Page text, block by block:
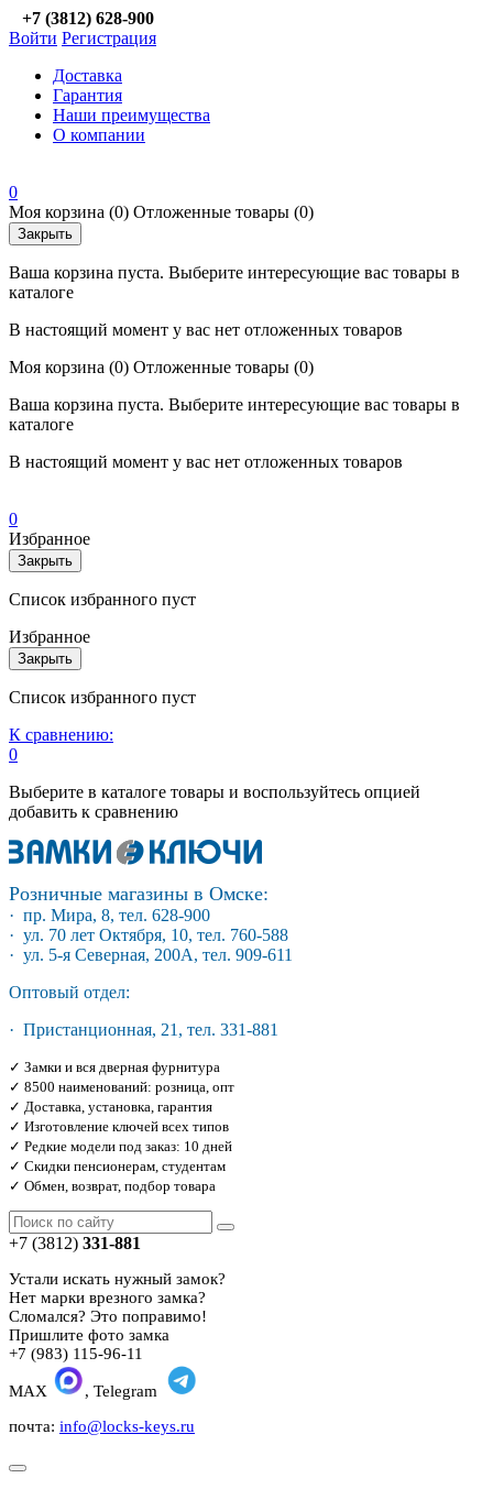
+7 (3812) 628-900
Войти Регистрация
Доставка
Гарантия
Наши преимущества
О компании
0
Моя корзина (0) Отложенные товары (0)
Закрыть
Ваша корзина пуста. Выберите интересующие вас товары в
каталоге
В настоящий момент у вас нет отложенных товаров
Моя корзина (0) Отложенные товары (0)
Ваша корзина пуста. Выберите интересующие вас товары в
каталоге
В настоящий момент у вас нет отложенных товаров
0
Избранное
Закрыть
Список избранного пуст
Избранное
Закрыть
Список избранного пуст
К сравнению:
0
Выберите в каталоге товары и воспользуйтесь опцией
добавить к сравнению
Розничные магазины в Омске:
· пр. Мира, 8, тел. 628-900
· ул. 70 лет Октября, 10, тел. 760-588
· ул. 5-я Северная, 200А, тел. 909-611
Оптовый отдел:
· Пристанционная, 21, тел. 331-881
✓ Замки и вся дверная фурнитура
✓ 8500 наименований: розница, опт
✓ Доставка, установка, гарантия
✓ Изготовление ключей всех типов
✓ Редкие модели под заказ: 10 дней
✓ Скидки пенсионерам, студентам
✓ Обмен, возврат, подбор товара
+7 (3812) 331-881
Устали искать нужный замок?
Нет марки врезного замка?
Сломался? Это поправимо!
Пришлите фото замка
+7 (983) 115-96-11
MAX
, Telegram
почта: info@locks-keys.ru